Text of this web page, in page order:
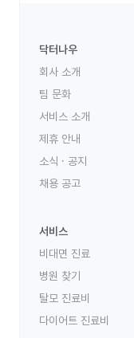
닥터나우
회사 소개
팀 문화
서비스 소개
제휴 안내
소식 · 공지
채용 공고
서비스
비대면 진료
병원 찾기
탈모 진료비
다이어트 진료비